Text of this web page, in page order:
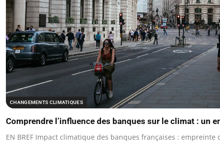
CHANGEMENTS CLIMATIQUES
Comprendre l’influence des banques sur le climat : un
EN BREF Impact climatique des banques françaises :